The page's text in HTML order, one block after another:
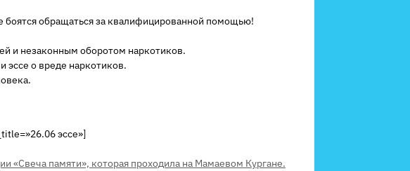
боятся обращаться за квалифицированной помощью!
и незаконным оборотом наркотиков.
эссе о вреде наркотиков.
эссе»]
«Свеча памяти», которая проходила на Мамаевом Кургане.